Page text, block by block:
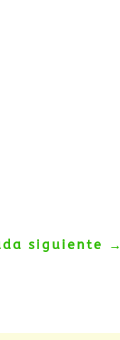
siguiente →